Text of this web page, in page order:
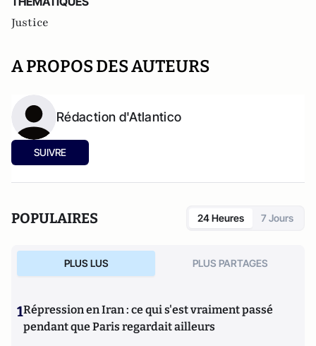
Justice
A PROPOS DES AUTEURS
Rédaction d'Atlantico
SUIVRE
POPULAIRES 24 Heures 7 Jours
PLUS LUS PLUS PARTAGES
1Répression en Iran : ce qui s'est vraiment passé
pendant que Paris regardait ailleurs